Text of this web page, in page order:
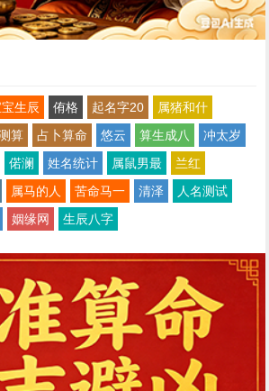
生辰 侑格 起名字20
属猪和什
算 占卜算命 悠云 算生成八
冲太岁
偌澜 姓名统计 属鼠男最
兰红
属马的人 苦命马一 清泽
人名测试
姻缘网 生辰八字